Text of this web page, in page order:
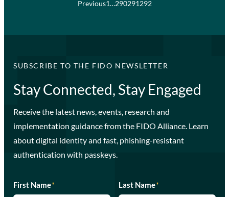
Previous1…290291292
SUBSCRIBE TO THE FIDO NEWSLETTER
Stay Connected, Stay Engaged
Receive the latest news, events, research and
implementation guidance from the FIDO Alliance. Learn
about digital identity and fast, phishing-resistant
authentication with passkeys.
First Name* Last Name*